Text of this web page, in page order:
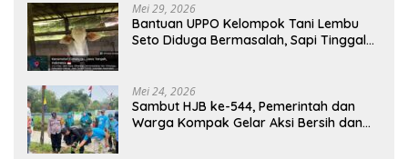
Mei 29, 2026
Bantuan UPPO Kelompok Tani Lembu
Seto Diduga Bermasalah, Sapi Tinggal
Mei 24, 2026
Sambut HJB ke-544, Pemerintah dan
Warga Kompak Gelar Aksi Bersih dan